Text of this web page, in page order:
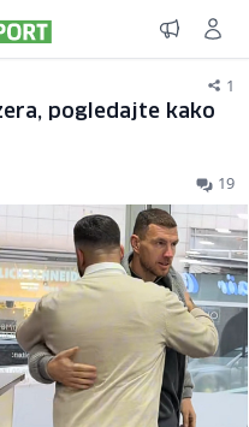
1
pogledajte kako
19